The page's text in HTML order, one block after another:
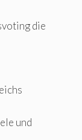
die
und